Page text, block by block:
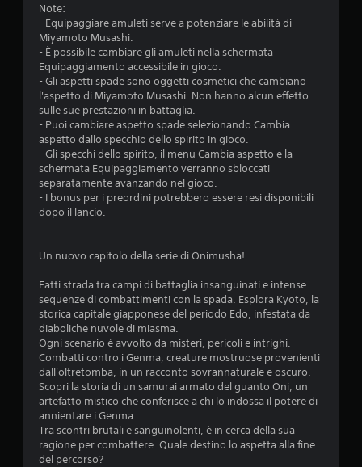
Note:
- Equipaggiare amuleti serve a potenziare le abilità di
Miyamoto Musashi.
- È possibile cambiare gli amuleti nella schermata
Equipaggiamento accessibile in gioco.
- Gli aspetti spade sono oggetti cosmetici che cambiano
l'aspetto di Miyamoto Musashi. Non hanno alcun effetto
sulle sue prestazioni in battaglia.
- Puoi cambiare aspetto spade selezionando Cambia
aspetto dallo specchio dello spirito in gioco.
- Gli specchi dello spirito, il menu Cambia aspetto e la
schermata Equipaggiamento verranno sbloccati
separatamente avanzando nel gioco.
- I bonus per i preordini potrebbero essere resi disponibili
dopo il lancio.
Un nuovo capitolo della serie di Onimusha!
Fatti strada tra campi di battaglia insanguinati e intense
sequenze di combattimenti con la spada. Esplora Kyoto, la
storica capitale giapponese del periodo Edo, infestata da
diaboliche nuvole di miasma.
Ogni scenario è avvolto da misteri, pericoli e intrighi.
Combatti contro i Genma, creature mostruose provenienti
dall'oltretomba, in un racconto sovrannaturale e oscuro.
Scopri la storia di un samurai armato del guanto Oni, un
artefatto mistico che conferisce a chi lo indossa il potere di
annientare i Genma.
Tra scontri brutali e sanguinolenti, è in cerca della sua
ragione per combattere. Quale destino lo aspetta alla fine
del percorso?